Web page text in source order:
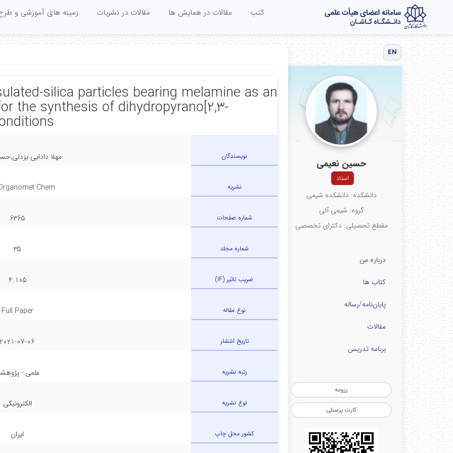
کتب مقالات در همایش ها مقالات در نشریات زمینه های آموزشی و
EN
حسین نعیمی
استاد
دانشکده: دانشکده شیمی
گروه: شیمی آلی
مقطع تحصیلی: دکترای تخصصی
درباره من
کتاب ها
پایان‌نامه‌/رساله
مقالات
برنامه تدریس
رزومه
کارت پرسنلی
silica particles bearing melamine as an
the synthesis of dihydropyrano[2,3-
نویسندگان مهلا دادایی
نشریه Chem.
شماره صفحات 6365
شماره مجلد 35
ضریب تاثیر (IF) 4.105
نوع مقاله Full Paper
تاریخ انتشار 2021-07-06
رتبه نشریه علمی -
نوع نشریه الکترونیکی
کشور محل چاپ ایران